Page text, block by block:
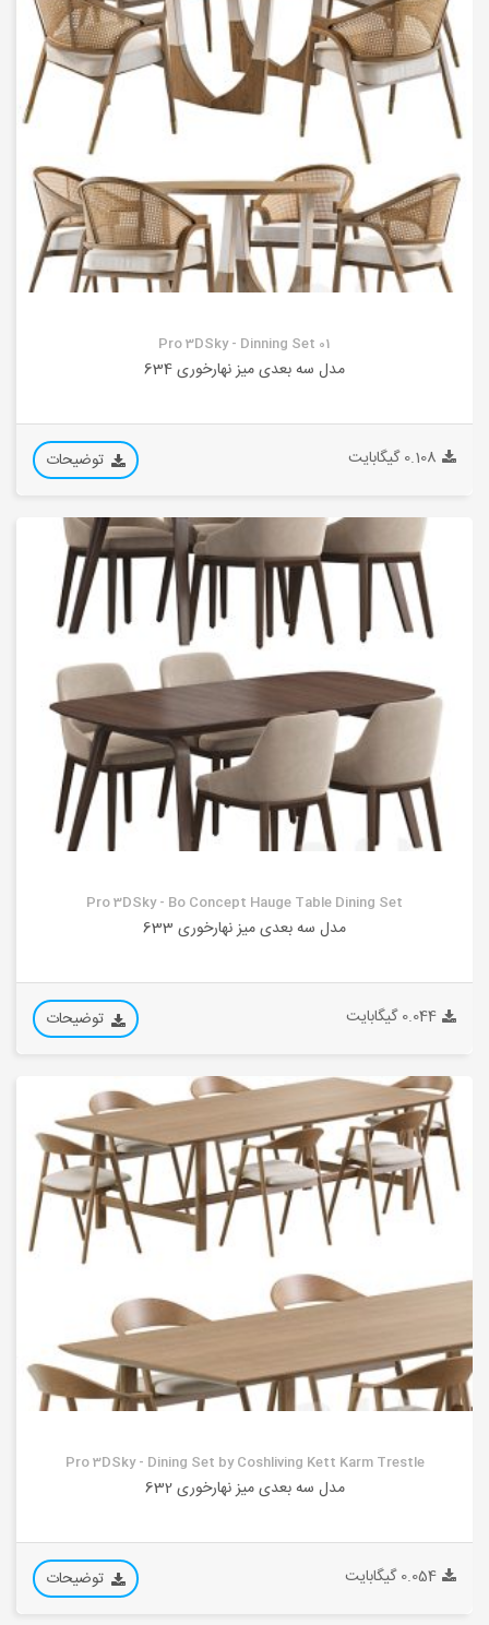
Pro 3DSky - Dinning Set 01
مدل سه بعدی میز نهارخوری 634
0.108 گیگابایت توضیحات
Pro 3DSky - Bo Concept Hauge Table Dining Set
مدل سه بعدی میز نهارخوری 633
0.044 گیگابایت توضیحات
Pro 3DSky - Dining Set by Coshliving Kett Karm Trestle
مدل سه بعدی میز نهارخوری 632
0.054 گیگابایت توضیحات